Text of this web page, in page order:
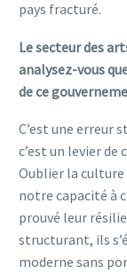
pays fracturé.
Le secteur des
analysez-vous
de ce
C’est une erreur
c’est un levier
Oublier la culture
notre capacité à
prouvé leur
structurant, ils
moderne sans